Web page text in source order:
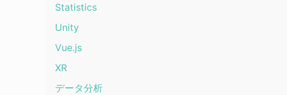
Statistics
Unity
Vue.js
XR
データ分析